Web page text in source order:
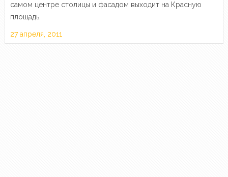
самом центре столицы и фасадом выходит на Красную
площадь.
27 апреля, 2011